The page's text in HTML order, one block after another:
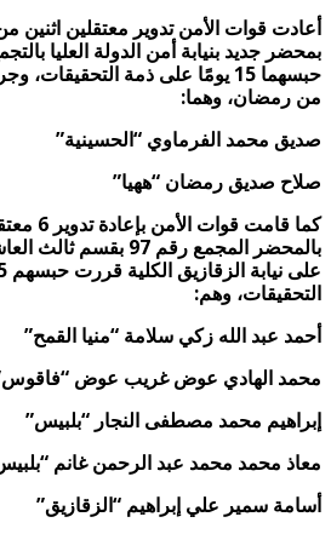
أعادت قوات الأمن تدوير معتقلين اثنين
بمحضر جديد بنيابة أمن الدولة العليا
حبسهما 15 يومًا على ذمة
من رمضان، وهما:
صديق محمد الفرماوي “الحسينية”
صلاح صديق رمضان “ههيا”
كما
قامت
بالمحضر المجمع رقم
التحقيقات، وهم:
أحمد عبد الله زكي سلامة “منيا القمح”
محمد الهادي عوض غريب عوض “فاقوس
إبراهيم محمد مصطفى النجار “بلبيس”
معاذ محمد محمد عبد الرحمن غانم
أسامة سمير علي إبراهيم “الزقازيق”